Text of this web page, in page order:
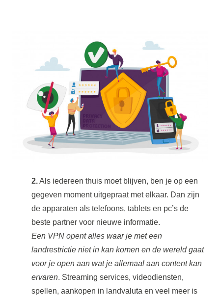
2.Als iedereen thuis moet blijven, ben je op een
gegeven moment uitgepraat met elkaar. Dan zijn
de apparaten als telefoons, tablets en pc’s de
beste partner voor nieuwe informatie.
Een VPN opent alles waar je met een
landrestrictie niet in kan komen en de wereld gaat
voor je open aan wat je allemaal aan content kan
ervaren. Streaming services, videodiensten,
spellen, aankopen in landvaluta en veel meer is